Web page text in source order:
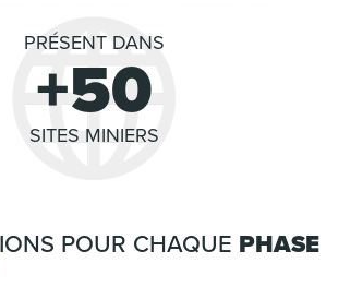
PRÉSENT DANS
+50
SITES MINIERS
POUR CHAQUE PHASE